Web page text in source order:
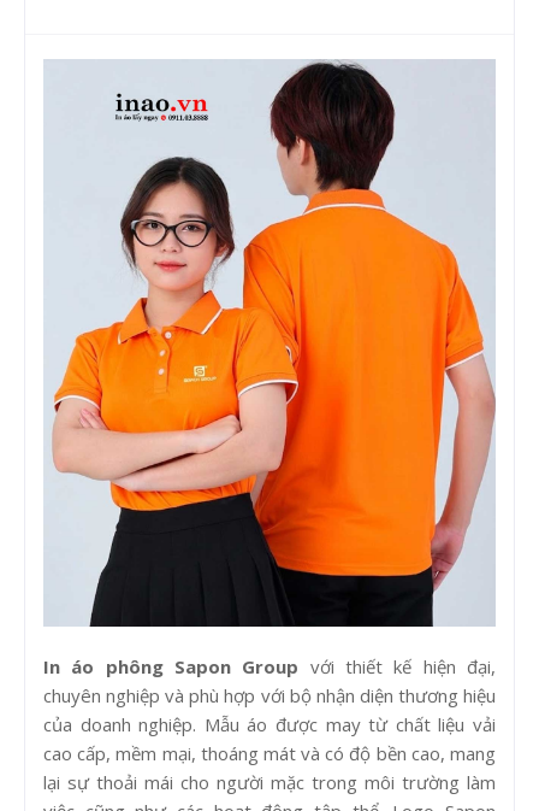
In áo phông Sapon Group với thiết kế hiện đại,
chuyên nghiệp và phù hợp với bộ nhận diện thương hiệu
của doanh nghiệp. Mẫu áo được may từ chất liệu vải
cao cấp, mềm mại, thoáng mát và có độ bền cao, mang
lại sự thoải mái cho người mặc trong môi trường làm